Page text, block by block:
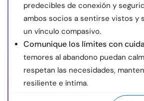
predecibles de conexión y
ambos socios a sentirse vistos y
un vínculo compasivo.
Comunique los límites con
temores al abandono puedan
respetan las necesidades,
resiliente e íntima.